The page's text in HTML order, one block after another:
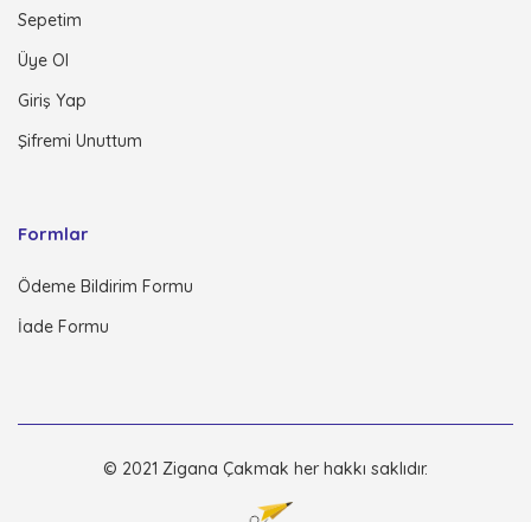
Sepetim
Üye Ol
Giriş Yap
Şifremi Unuttum
Formlar
Ödeme Bildirim Formu
İade Formu
© 2021 Zigana Çakmak her hakkı saklıdır.